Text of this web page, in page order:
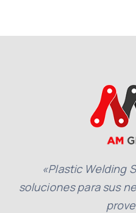
«Plastic Welding
soluciones para sus